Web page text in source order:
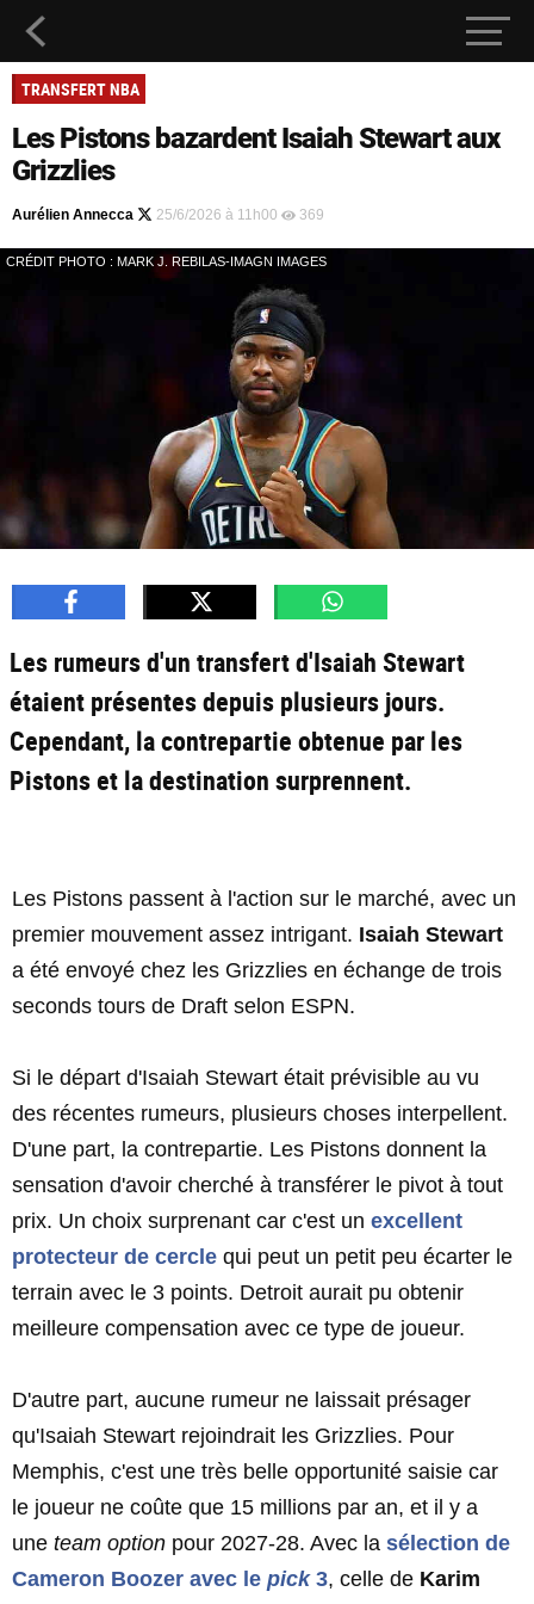
TRANSFERT NBA
Les Pistons bazardent Isaiah Stewart aux
Grizzlies
Aurélien Annecca 25/6/2026 à 11h00 369
CRÉDIT PHOTO : MARK J. REBILAS-IMAGN IMAGES
Les rumeurs d'un transfert d'Isaiah Stewart
étaient présentes depuis plusieurs jours.
Cependant, la contrepartie obtenue par les
Pistons et la destination surprennent.
Les Pistons passent à l'action sur le marché, avec un
premier mouvement assez intrigant. Isaiah Stewart
a été envoyé chez les Grizzlies en échange de trois
seconds tours de Draft selon ESPN.
Si le départ d'Isaiah Stewart était prévisible au vu
des récentes rumeurs, plusieurs choses interpellent.
D'une part, la contrepartie. Les Pistons donnent la
sensation d'avoir cherché à transférer le pivot à tout
prix. Un choix surprenant car c'est un excellent
protecteur de cercle qui peut un petit peu écarter le
terrain avec le 3 points. Detroit aurait pu obtenir
meilleure compensation avec ce type de joueur.
D'autre part, aucune rumeur ne laissait présager
qu'Isaiah Stewart rejoindrait les Grizzlies. Pour
Memphis, c'est une très belle opportunité saisie car
le joueur ne coûte que 15 millions par an, et il y a
une team option pour 2027-28. Avec la sélection de
Cameron Boozer avec le pick3, celle de Karim